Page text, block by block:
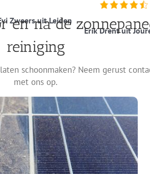
Zweers uit Leiden
Erik Drent uit
en na de
reiniging
schoonmaken? Neem gerust
met ons op.